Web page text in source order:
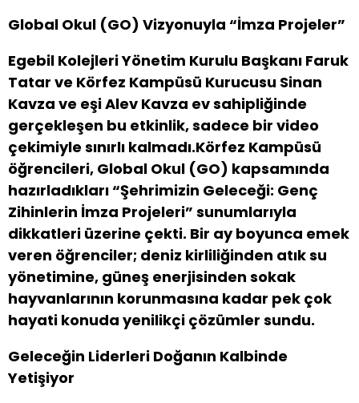
Global Okul (GO) Vizyonuyla “İmza Projeler”
Egebil Kolejleri Yönetim Kurulu Başkanı Faruk
Tatar ve Körfez Kampüsü Kurucusu Sinan
Kavza ve eşi Alev Kavza ev sahipliğinde
gerçekleşen bu etkinlik, sadece bir video
çekimiyle sınırlı kalmadı.Körfez Kampüsü
öğrencileri, Global Okul (GO) kapsamında
hazırladıkları “Şehrimizin Geleceği: Genç
Zihinlerin İmza Projeleri” sunumlarıyla
dikkatleri üzerine çekti. Bir ay boyunca emek
veren öğrenciler; deniz kirliliğinden atık su
yönetimine, güneş enerjisinden sokak
hayvanlarının korunmasına kadar pek çok
hayati konuda yenilikçi çözümler sundu.
Geleceğin Liderleri Doğanın Kalbinde
Yetişiyor